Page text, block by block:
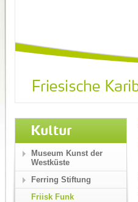
Kultur
Museum Kunst der
Westküste
Ferring Stiftung
Friisk Funk